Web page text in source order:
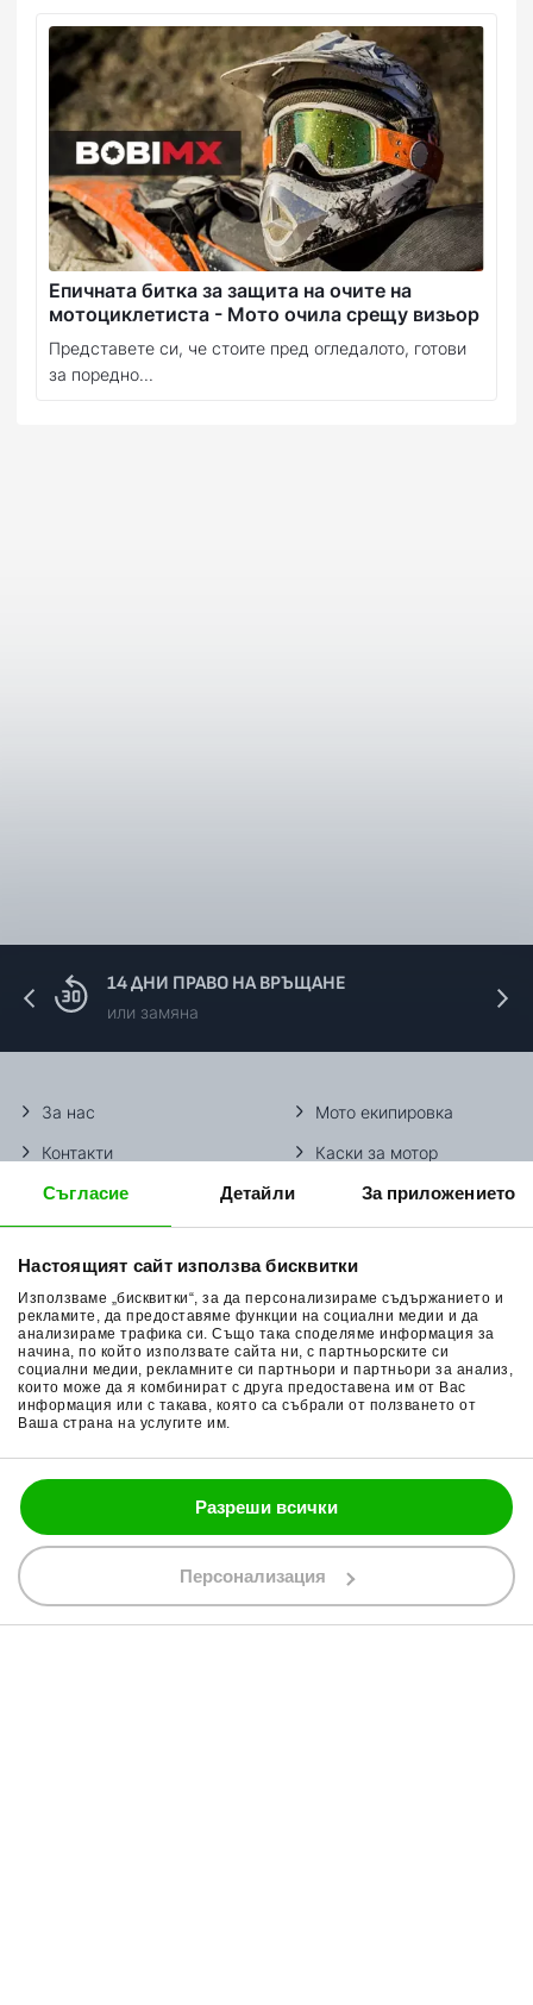
Съгласие Детайли За приложението
Настоящият сайт използва бисквитки
Използваме „бисквитки“, за да персонализираме съдържанието и
рекламите, да предоставяме функции на социални медии и да
анализираме трафика си. Също така споделяме информация за
начина, по който използвате сайта ни, с партньорските си
социални медии, рекламните си партньори и партньори за анализ,
които може да я комбинират с друга предоставена им от Вас
информация или с такава, която са събрали от ползването от
Ваша страна на услугите им.
Разреши всички
Персонализация
Епичната битка за защита на очите на
мотоциклетиста - Мото очила срещу визьор
Представете си, че стоите пред огледалото, готови
за поредно...
14 ДНИ ПРАВО НА ВРЪЩАНЕ
или замяна
За нас
Контакти
Методи доставка
Начини плащане
Връщане на стока
Общи условия
Поверителност
Политика за бисквитки
Мото екипировка
Каски за мотор
Ботуши за мотор
Гуми за мотор
Очила за мотор
Раници за мотор
Ръкавици за мотор
Части за мотор
088 200 7002
shop@bobimx.com